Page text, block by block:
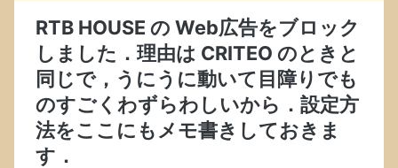
RTB HOUSE の Web広告をブロック
しました．理由は CRITEO のときと
同じで，うにうに動いて目障りでも
のすごくわずらわしいから．設定方
法をここにもメモ書きしておきま
す．